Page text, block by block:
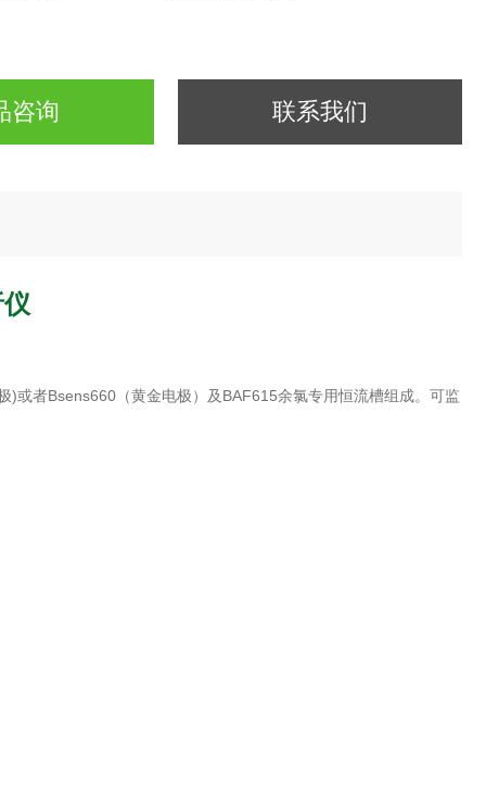
咨询 联系我们
或者Bsens660（黄金电极）及BAF615余氯专用恒流槽组成。可监